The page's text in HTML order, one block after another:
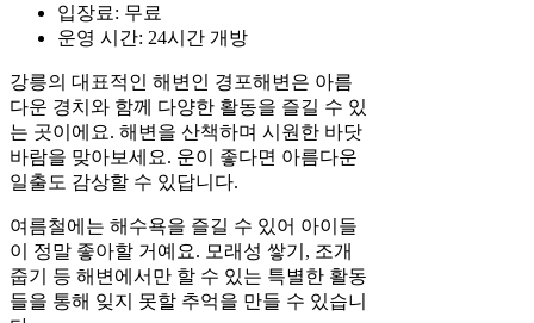
입장료: 무료
운영 시간: 24시간 개방
강릉의 대표적인 해변인 경포해변은 아름
다운 경치와 함께 다양한 활동을 즐길 수 있
는 곳이에요. 해변을 산책하며 시원한 바닷
바람을 맞아보세요. 운이 좋다면 아름다운
일출도 감상할 수 있답니다.
여름철에는 해수욕을 즐길 수 있어 아이들
이 정말 좋아할 거예요. 모래성 쌓기, 조개
줍기 등 해변에서만 할 수 있는 특별한 활동
들을 통해 잊지 못할 추억을 만들 수 있습니